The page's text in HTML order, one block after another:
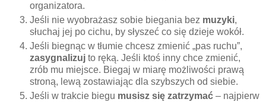
organizatora.
Jeśli nie wyobrażasz sobie biegania bez muzyki,
słuchaj jej po cichu, by słyszeć co się dzieje wokół.
Jeśli biegnąc w tłumie chcesz zmienić „pas ruchu”,
zasygnalizuj to ręką. Jeśli ktoś inny chce zmienić,
zrób mu miejsce. Biegaj w miarę możliwości prawą
stroną, lewą zostawiając dla szybszych od siebie.
Jeśli w trakcie biegu musisz się zatrzymać – najpierw